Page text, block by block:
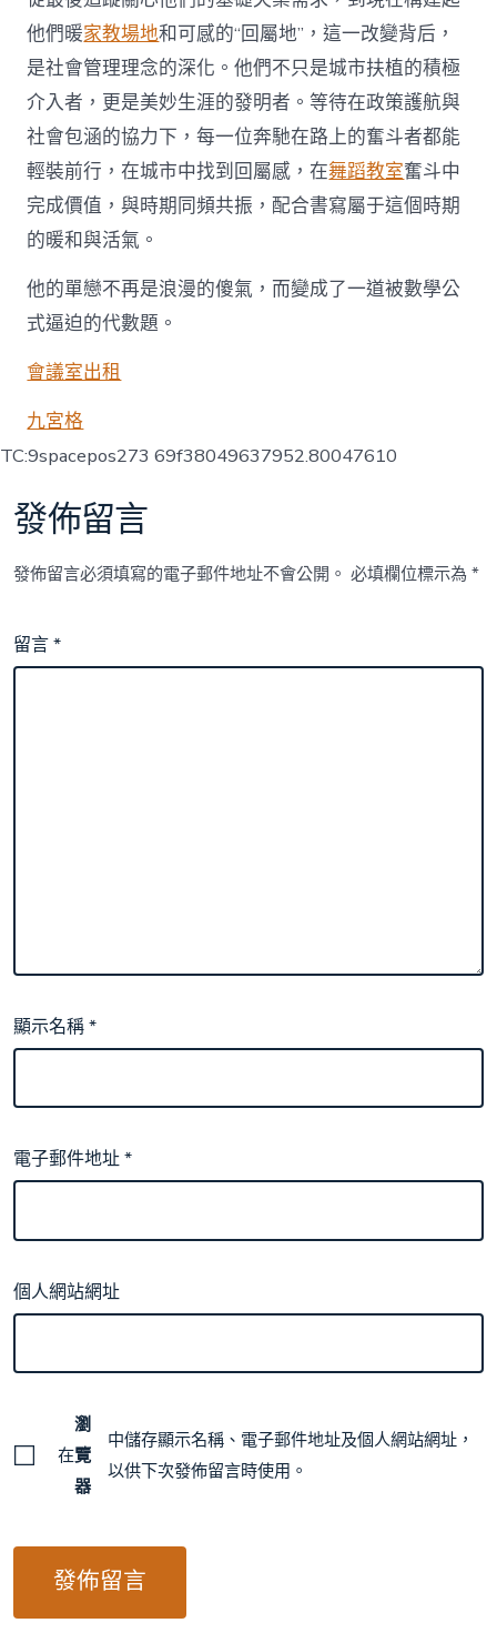
他們暖家教場地和可感的“回屬地”，這一改變背后，
是社會管理理念的深化。他們不只是城市扶植的積極
介入者，更是美妙生涯的發明者。等待在政策護航與
社會包涵的協力下，每一位奔馳在路上的奮斗者都能
輕裝前行，在城市中找到回屬感，在舞蹈教室奮斗中
完成價值，與時期同頻共振，配合書寫屬于這個時期
的暖和與活氣。
他的單戀不再是浪漫的傻氣，而變成了一道被數學公
式逼迫的代數題。
會議室出租
九宮格
TC:9spacepos273 69f38049637952.80047610
發佈留言
發佈留言必須填寫的電子郵件地址不會公開。 必填欄位標示為*
留言*
顯示名稱*
電子郵件地址*
個人網站網址
在
瀏
覽
器
中儲存顯示名稱、電子郵件地址及個人網站網址，
以供下次發佈留言時使用。